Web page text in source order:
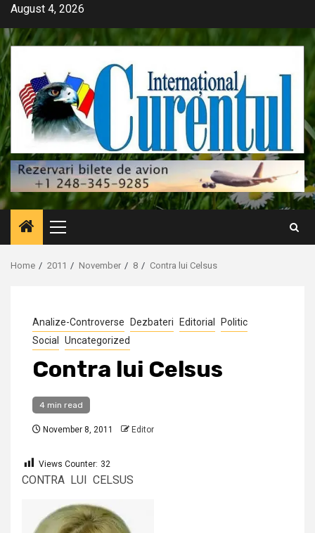
Skip
content
August 4, 2026
Primary
Menu
Home 2011 November 8 Contra lui Celsus
Analize-Controverse Dezbateri Editorial
Politic
Social
Uncategorized
Contra lui Celsus
4 min read
November 8, 2011 Editor
Views Counter: 32
CONTRA LUI CELSUS